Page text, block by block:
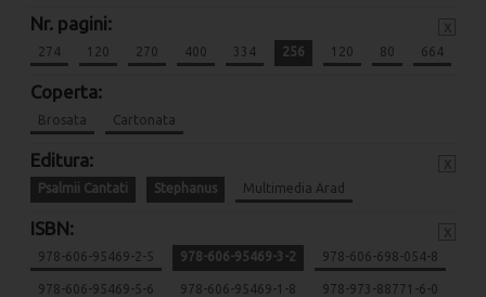
Nr. pagini:
274 120 270 400 334 256 120 80 664
Coperta:
Brosata Cartonata
Editura:
Psalmii Cantati Stephanus Multimedia Arad
ISBN:
978-606-95469-2-5 978-606-95469-3-2 978-606-698-054-8
978-606-95469-5-6 978-606-95469-1-8 978-973-88771-6-0